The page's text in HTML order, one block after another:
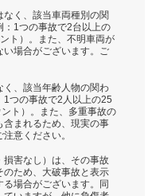
なく、該当車両種別の関
：1つの事故で2台以上の
ト）。また、不明車両が
場合がございます。ご
く、該当年齢人物の関わ
1つの事故で2人以上の25
ト）。また、多重事故の
まれるため、現実の事
意ください。
損害なし）は、その事故
のため、大破事故と表示
場合がございます。同